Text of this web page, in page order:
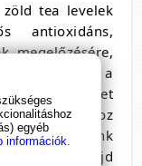
tea levelek
antioxidáns,
megelőzésére,
tisztítását, a
a „hosszú élet
zöld teához
és adjunk
hülni, majd
egyéb
információk.